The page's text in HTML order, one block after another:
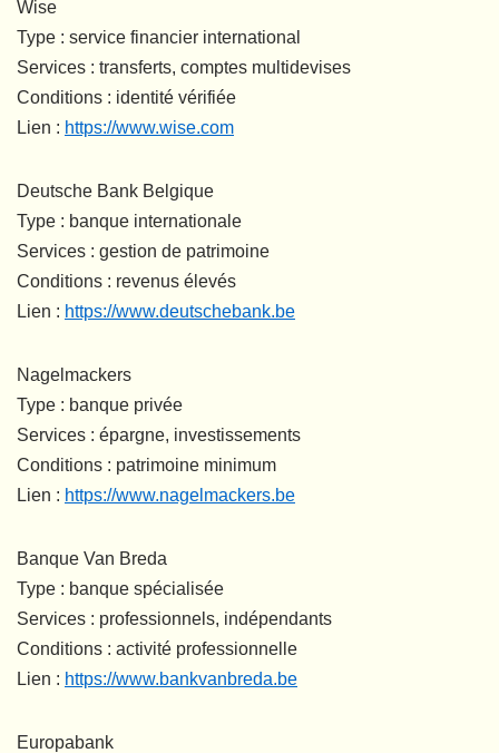
Wise
Type : service financier international
Services : transferts, comptes multidevises
Conditions : identité vérifiée
Lien : https://www.wise.com
Deutsche Bank Belgique
Type : banque internationale
Services : gestion de patrimoine
Conditions : revenus élevés
Lien : https://www.deutschebank.be
Nagelmackers
Type : banque privée
Services : épargne, investissements
Conditions : patrimoine minimum
Lien : https://www.nagelmackers.be
Banque Van Breda
Type : banque spécialisée
Services : professionnels, indépendants
Conditions : activité professionnelle
Lien : https://www.bankvanbreda.be
Europabank